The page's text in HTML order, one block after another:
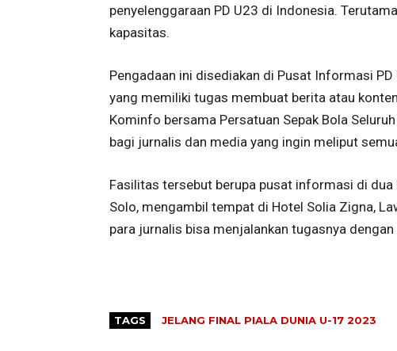
penyelenggaraan PD U23 di Indonesia.
kapasitas.
Pengadaan ini disediakan di Pusat Informasi
yang memiliki tugas membuat berita atau
Kominfo bersama Persatuan Sepak Bola
bagi jurnalis dan media yang ingin meliput
Fasilitas tersebut berupa pusat informasi di dua
Solo, mengambil tempat di Hotel Solia Zigna,
para jurnalis bisa menjalankan tugasnya dengan
TAGS JELANG FINAL PIALA DUNIA U-17 2023